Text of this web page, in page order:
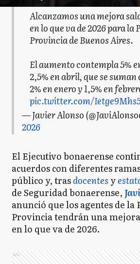
Alcanzamos una mejora
en lo que va de 2026 para la
Provincia de Buenos Aires.
El aumento contempla 5%
2,5% en abril, que se suman
2% en enero y 1,5% en
pic.twitter.com/
— Javier Alonso
2026
El Ejecutivo bonaerense
acuerdos con diferentes
público y, trasdocentes y
de Seguridad bonaerense,
anunció que los agentes de la
Provincia tendrán una mejora
en lo que va de 2026.
Ads